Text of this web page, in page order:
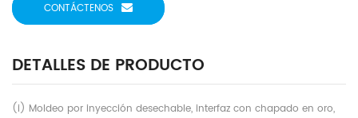
CONTÁCTENOS
DETALLES DE PRODUCTO
(i) Moldeo por inyección desechable, interfaz con chapado en oro,